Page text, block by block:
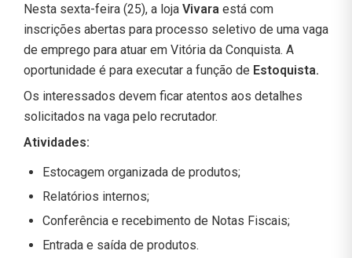
Nesta sexta-feira (25), a loja Vivara está com
inscrições abertas para processo seletivo de uma vaga
de emprego para atuar em Vitória da Conquista. A
oportunidade é para executar a função de Estoquista.
Os interessados devem ficar atentos aos detalhes
solicitados na vaga pelo recrutador.
Atividades:
Estocagem organizada de produtos;
Relatórios internos;
Conferência e recebimento de Notas Fiscais;
Entrada e saída de produtos.